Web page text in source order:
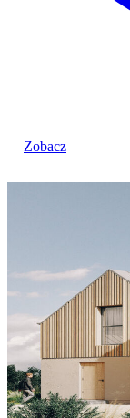
Zobacz